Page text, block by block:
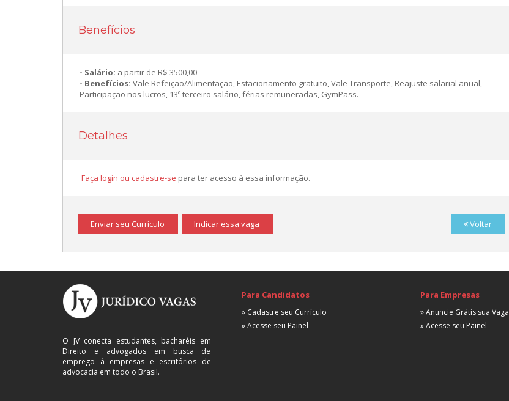
Benefícios
Salário: a partir de R$ 3500,00
Benefícios: Vale Refeição/Alimentação, Estacionamento gratuito, Vale Transporte, Reajuste salarial anual,
Participação nos lucros, 13º terceiro salário, férias remuneradas, GymPass.
Detalhes
Faça login ou cadastre-se para ter acesso à essa informação.
Enviar seu Currículo Indicar essa vaga Voltar
O JV conecta estudantes, bacharéis em
Direito e advogados em busca de
emprego à empresas e escritórios de
advocacia em todo o Brasil.
Para Candidatos
» Cadastre seu Currículo
» Acesse seu Painel
Para Empresas
» Anuncie Grátis sua Vaga
» Acesse seu Painel